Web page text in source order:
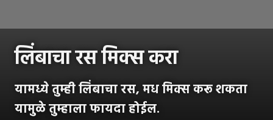
लिंबाचा रस मिक्स करा
यामध्ये तुम्ही लिंबाचा रस, मध मिक्स करू शकता
यामुळे तुम्हाला फायदा होईल.